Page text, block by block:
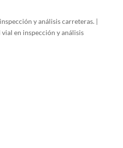
y análisis carreteras. |
en inspección y análisis